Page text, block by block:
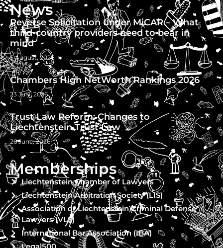
News
Reverse Solicitation under MiCAR – What
third-country providers need to bear in
mind
5 August, 2026
Chambers High NetWorth Rankings 2026
23 July, 2026
Trust Law Reform: Changes to
Liechtenstein Trust Law
26 June, 2026
Memberships
Liechtenstein Chamber of Lawyers
Liechtenstein Arbitration Society (LIS)
Association of Liechtenstein Criminal Defense
Lawyers (VLS)
International Bar Association (IBA)